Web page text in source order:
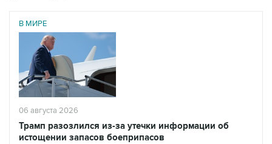
В МИРЕ
06 августа 2026
Трамп разозлился из-за утечки информации об
истощении запасов боеприпасов